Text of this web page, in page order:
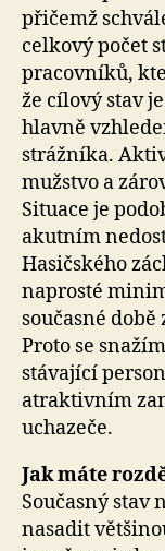
přičemž
celkový počet
pracovníků,
že cílový stav
hlavně
strážníka.
mužstvo a
Situace je
akutním
Hasičského
naprosté
současné
Proto se
stávající
atraktivním
uchazeče.
Jak máte
Současný stav
nasadit